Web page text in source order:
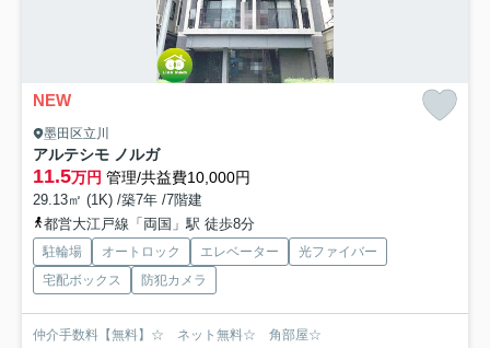
NEW
墨田区立川
アルテシモ ノルガ
11.5万円 管理/共益費10,000円
29.13㎡ (1K) /築7年 /7階建
都営大江戸線「両国」駅 徒歩8分
駐輪場 オートロック エレベーター
光ファイバー
宅配ボックス
防犯カメラ
仲介手数料【無料】☆ ネット無料☆ 角部屋☆